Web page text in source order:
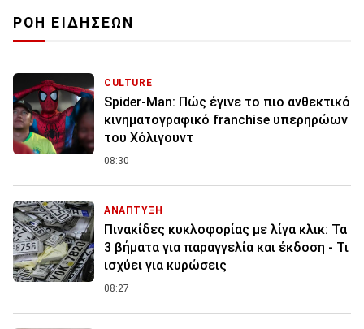
ΡΟΗ ΕΙΔΗΣΕΩΝ
CULTURE
Spider-Man: Πώς έγινε το πιο ανθεκτικό
κινηματογραφικό franchise υπερηρώων
του Χόλιγουντ
08:30
ΑΝΑΠΤΥΞΗ
Πινακίδες κυκλοφορίας με λίγα κλικ: Τα
3 βήματα για παραγγελία και έκδοση - Τι
ισχύει για κυρώσεις
08:27